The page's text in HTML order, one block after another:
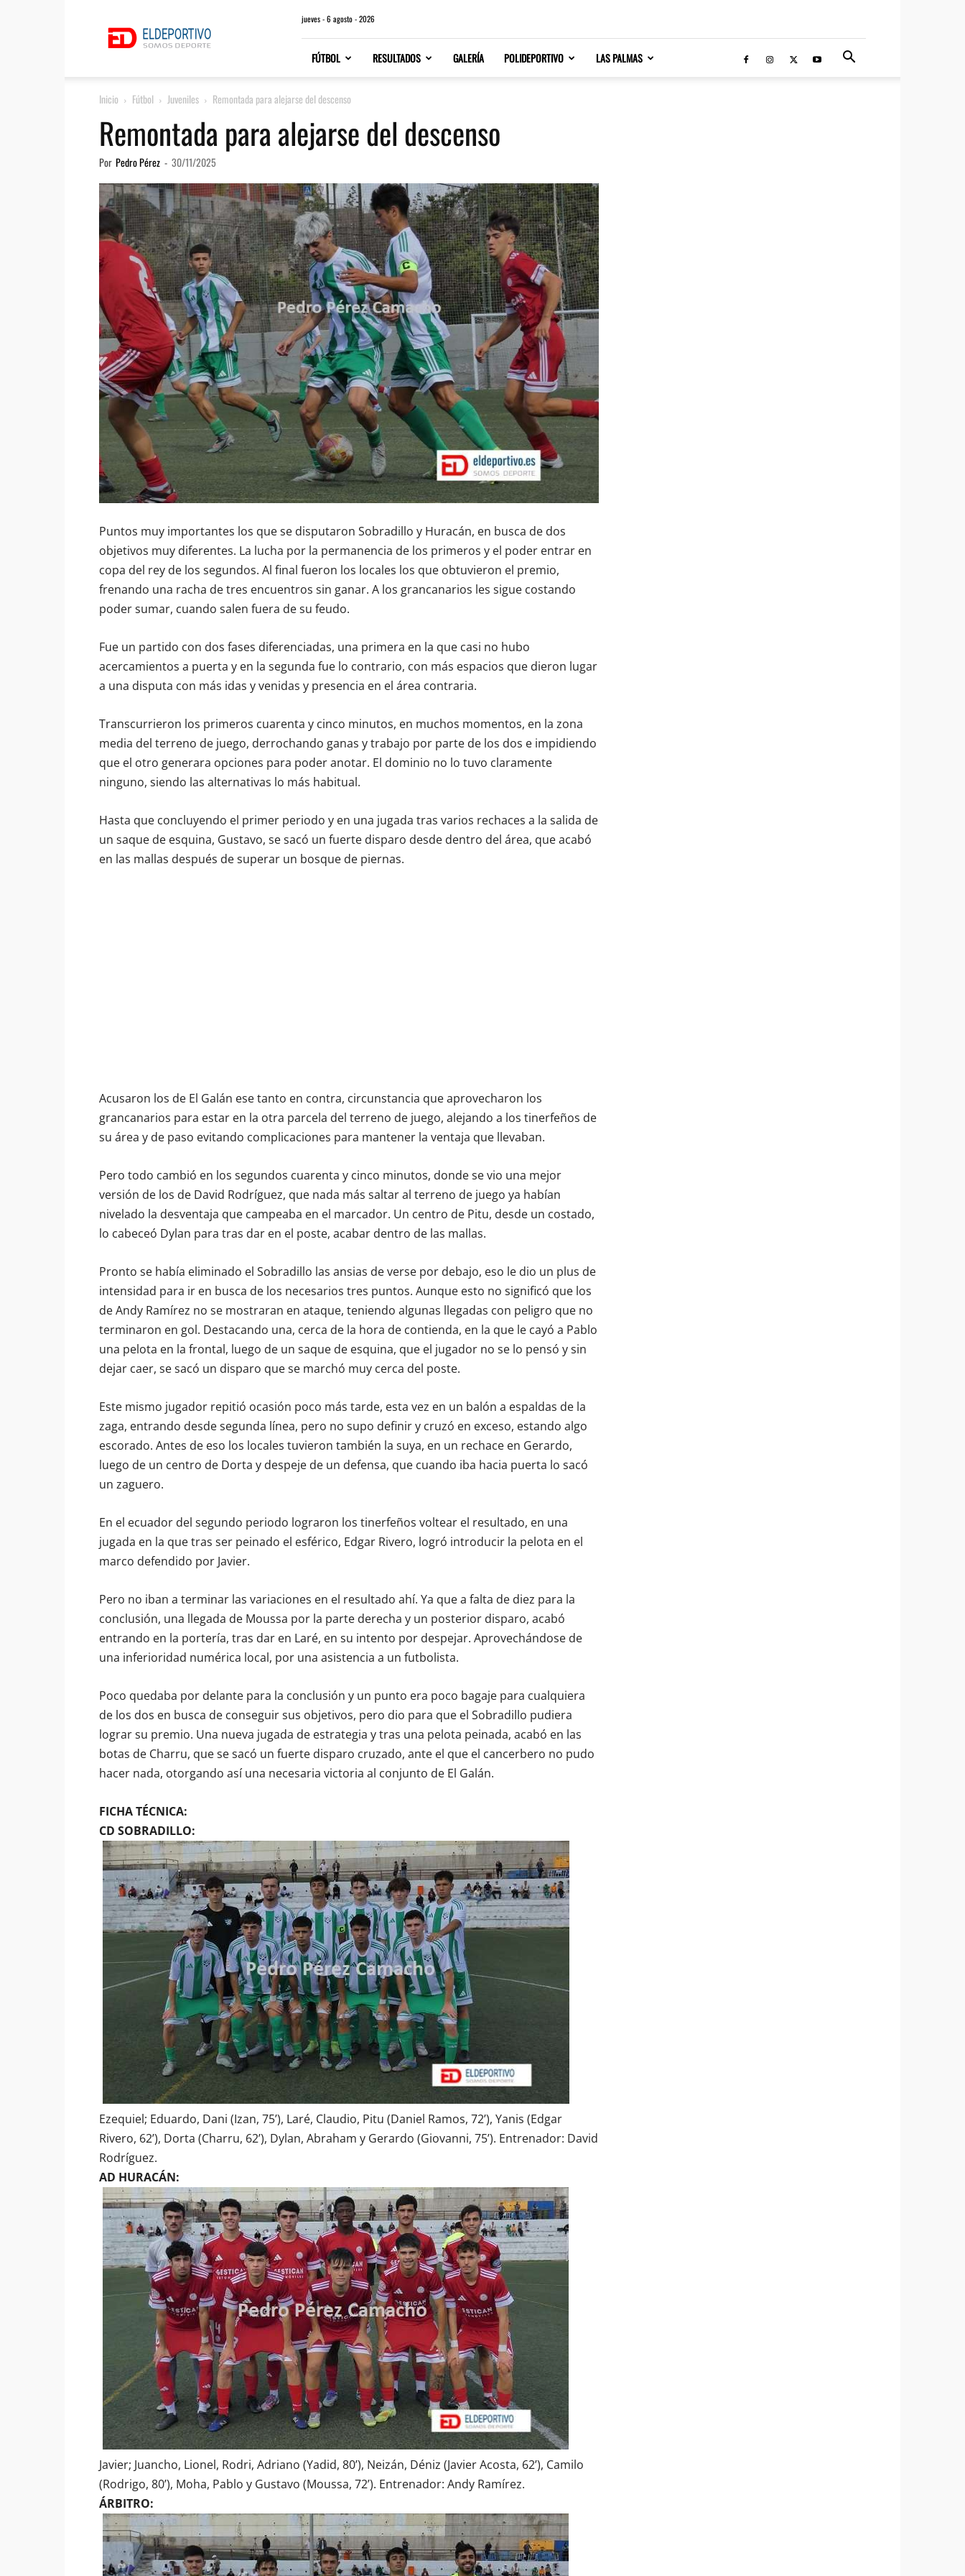
jueves - 6 agosto - 2026
FÚTBOL RESULTADOS GALERÍA POLIDEPORTIVO LAS PALMAS
Inicio Fútbol Juveniles Remontada para alejarse del descenso
Remontada para alejarse del descenso
Por Pedro Pérez - 30/11/2025
Puntos muy importantes los que se disputaron Sobradillo y Huracán, en busca de dos
objetivos muy diferentes. La lucha por la permanencia de los primeros y el poder entrar en
copa del rey de los segundos. Al final fueron los locales los que obtuvieron el premio,
frenando una racha de tres encuentros sin ganar. A los grancanarios les sigue costando
poder sumar, cuando salen fuera de su feudo.
Fue un partido con dos fases diferenciadas, una primera en la que casi no hubo
acercamientos a puerta y en la segunda fue lo contrario, con más espacios que dieron lugar
a una disputa con más idas y venidas y presencia en el área contraria.
Transcurrieron los primeros cuarenta y cinco minutos, en muchos momentos, en la zona
media del terreno de juego, derrochando ganas y trabajo por parte de los dos e impidiendo
que el otro generara opciones para poder anotar. El dominio no lo tuvo claramente
ninguno, siendo las alternativas lo más habitual.
Hasta que concluyendo el primer periodo y en una jugada tras varios rechaces a la salida de
un saque de esquina, Gustavo, se sacó un fuerte disparo desde dentro del área, que acabó
en las mallas después de superar un bosque de piernas.
Acusaron los de El Galán ese tanto en contra, circunstancia que aprovecharon los
grancanarios para estar en la otra parcela del terreno de juego, alejando a los tinerfeños de
su área y de paso evitando complicaciones para mantener la ventaja que llevaban.
Pero todo cambió en los segundos cuarenta y cinco minutos, donde se vio una mejor
versión de los de David Rodríguez, que nada más saltar al terreno de juego ya habían
nivelado la desventaja que campeaba en el marcador. Un centro de Pitu, desde un costado,
lo cabeceó Dylan para tras dar en el poste, acabar dentro de las mallas.
Pronto se había eliminado el Sobradillo las ansias de verse por debajo, eso le dio un plus de
intensidad para ir en busca de los necesarios tres puntos. Aunque esto no significó que los
de Andy Ramírez no se mostraran en ataque, teniendo algunas llegadas con peligro que no
terminaron en gol. Destacando una, cerca de la hora de contienda, en la que le cayó a Pablo
una pelota en la frontal, luego de un saque de esquina, que el jugador no se lo pensó y sin
dejar caer, se sacó un disparo que se marchó muy cerca del poste.
Este mismo jugador repitió ocasión poco más tarde, esta vez en un balón a espaldas de la
zaga, entrando desde segunda línea, pero no supo definir y cruzó en exceso, estando algo
escorado. Antes de eso los locales tuvieron también la suya, en un rechace en Gerardo,
luego de un centro de Dorta y despeje de un defensa, que cuando iba hacia puerta lo sacó
un zaguero.
En el ecuador del segundo periodo lograron los tinerfeños voltear el resultado, en una
jugada en la que tras ser peinado el esférico, Edgar Rivero, logró introducir la pelota en el
marco defendido por Javier.
Pero no iban a terminar las variaciones en el resultado ahí. Ya que a falta de diez para la
conclusión, una llegada de Moussa por la parte derecha y un posterior disparo, acabó
entrando en la portería, tras dar en Laré, en su intento por despejar. Aprovechándose de
una inferioridad numérica local, por una asistencia a un futbolista.
Poco quedaba por delante para la conclusión y un punto era poco bagaje para cualquiera
de los dos en busca de conseguir sus objetivos, pero dio para que el Sobradillo pudiera
lograr su premio. Una nueva jugada de estrategia y tras una pelota peinada, acabó en las
botas de Charru, que se sacó un fuerte disparo cruzado, ante el que el cancerbero no pudo
hacer nada, otorgando así una necesaria victoria al conjunto de El Galán.
FICHA TÉCNICA:
CD SOBRADILLO:
Ezequiel; Eduardo, Dani (Izan, 75’), Laré, Claudio, Pitu (Daniel Ramos, 72’), Yanis (Edgar
Rivero, 62’), Dorta (Charru, 62’), Dylan, Abraham y Gerardo (Giovanni, 75’). Entrenador: David
Rodríguez.
AD HURACÁN:
Javier; Juancho, Lionel, Rodri, Adriano (Yadid, 80’), Neizán, Déniz (Javier Acosta, 62’), Camilo
(Rodrigo, 80’), Moha, Pablo y Gustavo (Moussa, 72’). Entrenador: Andy Ramírez.
ÁRBITRO: